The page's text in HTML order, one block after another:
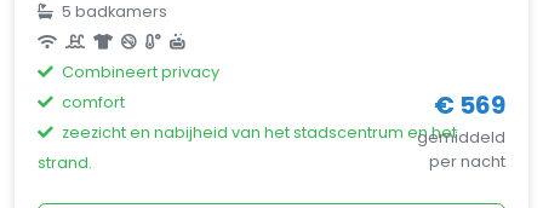
5 badkamers
Combineert privacy
comfort
zeezicht en nabijheid van het stadscentrum en het
strand.
€ 569
gemiddeld
per nacht